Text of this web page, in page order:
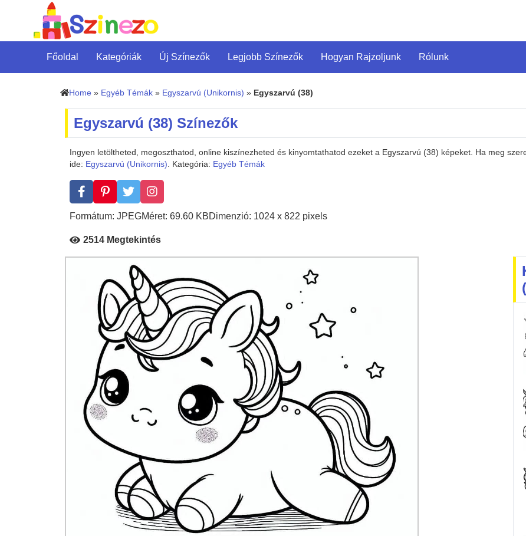
Főoldal Kategóriák Új Színezők Legjobb Színezők Hogyan Rajzoljunk Rólunk
Home » Egyéb Témák » Egyszarvú (Unikornis) » Egyszarvú (38)
Egyszarvú (38) Színezők
Ingyen letöltheted, megoszthatod, online kiszínezheted és kinyomtathatod ezeket a Egyszarvú (38) képeket. Ha meg
ide: Egyszarvú (Unikornis). Kategória: Egyéb Témák
Formátum: JPEGMéret: 69.60 KBDimenzió: 1024 x 822 pixels
2514 Megtekintés